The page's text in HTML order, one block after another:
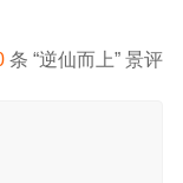
条 “逆仙而上” 景评